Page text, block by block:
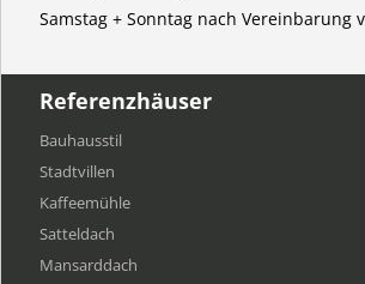
Samstag + Sonntag nach Vereinbarung
Referenzhäuser
Bauhausstil
Stadtvillen
Kaffeemühle
Satteldach
Mansarddach